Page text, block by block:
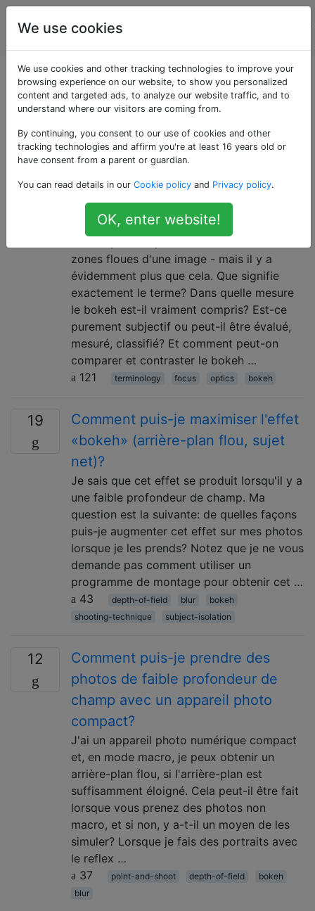
La
photographie
Questions marquées
«bokeh»
Le bokeh décrit la qualité visuelle des zones floues
Qu'est-ce que le bokeh,
exactement?
zones floues d'une image - mais il y a
évidemment plus que cela. Que signifie
exactement le terme? Dans quelle mesure
le bokeh est-il vraiment compris? Est-ce
purement subjectif ou peut-il être évalué,
mesuré, classifié? Et comment peut-on
comparer et contraster le bokeh …
121
terminology focus optics bokeh
19
Comment puis-je maximiser l'effet
«bokeh» (arrière-plan flou, sujet
net)?
Je sais que cet effet se produit lorsqu'il y a
une faible profondeur de champ. Ma
question est la suivante: de quelles façons
puis-je augmenter cet effet sur mes photos
lorsque je les prends? Notez que je ne vous
demande pas comment utiliser un
programme de montage pour obtenir cet …
43
depth-of-field blur
bokeh
shooting-technique
subject-isolation
12
Comment puis-je prendre des
photos de faible profondeur de
champ avec un appareil photo
compact?
J'ai un appareil photo numérique compact
et, en mode macro, je peux obtenir un
arrière-plan flou, si l'arrière-plan est
suffisamment éloigné. Cela peut-il être fait
lorsque vous prenez des photos non
macro, et si non, y a-t-il un moyen de les
simuler? Lorsque je fais des portraits avec
le reflex …
37
point-and-shoot depth-of-field
bokeh
blur
We use cookies
We use cookies and other tracking technologies to improve your
browsing experience on our website, to show you personalized
content and targeted ads, to analyze our website traffic, and to
understand where our visitors are coming from.
By continuing, you consent to our use of cookies and other
tracking technologies and affirm you're at least 16 years old or
have consent from a parent or guardian.
You can read details in our Cookie policy and Privacy policy.
OK, enter website!